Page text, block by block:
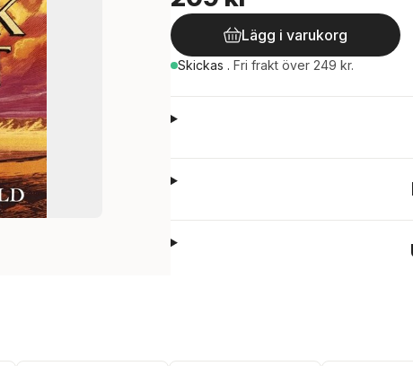
Lägg i varukorg
Skickas . Fri frakt över 249 kr.